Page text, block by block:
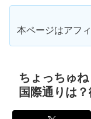
本ページはアフ
ちょっちゅ
国際通りは？